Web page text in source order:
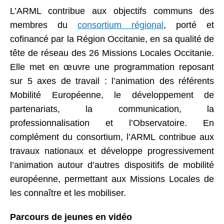
L’ARML contribue aux objectifs communs des
membres du consortium régional, porté et
cofinancé par la Région Occitanie, en sa qualité de
tête de réseau des 26 Missions Locales Occitanie.
Elle met en œuvre une programmation reposant
sur 5 axes de travail : l’animation des référents
Mobilité Européenne, le développement de
partenariats, la communication,
la
professionnalisation et l’Observatoire.
En
complément du consortium, l’ARML contribue aux
travaux nationaux et développe progressivement
l’animation autour d’autres dispositifs de mobilité
européenne, permettant aux Missions Locales de
les connaître et les mobiliser.
Parcours de jeunes en vidéo